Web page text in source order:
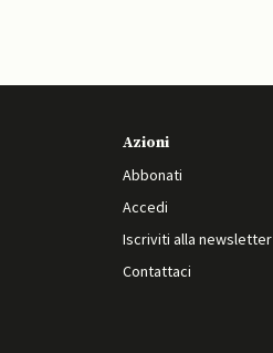
Azioni
Abbonati
Accedi
Iscriviti alla newsletter
Contattaci